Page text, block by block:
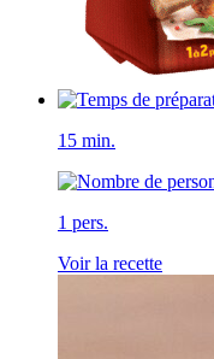
15 min.
1 pers.
Voir la recette